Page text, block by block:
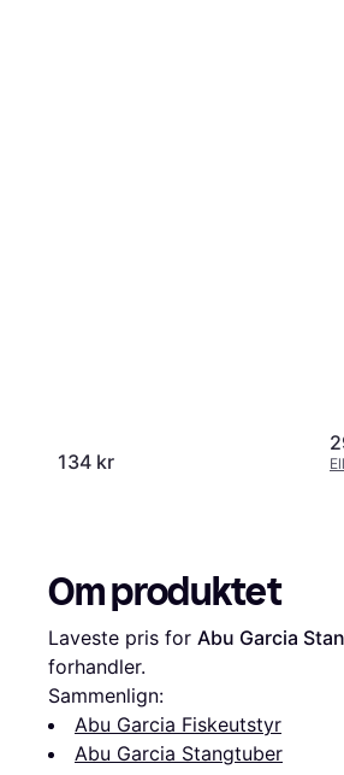
134 kr
Om produktet
Laveste pris for Abu Garcia
forhandler.
Sammenlign:
Abu Garcia Fiskeutstyr
Abu Garcia Stangtuber